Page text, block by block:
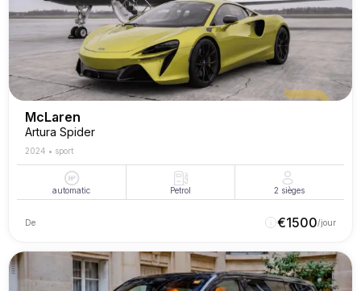
McLaren
Artura Spider
2024 • sport
automatic Petrol 2 sièges
De €1500/jour